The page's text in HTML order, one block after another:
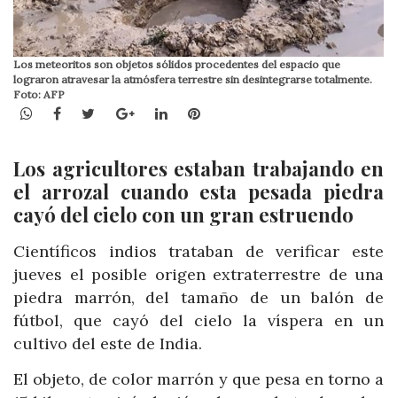
Los meteoritos son objetos sólidos procedentes del espacio que
lograron atravesar la atmósfera terrestre sin desintegrarse totalmente.
Foto: AFP
WhatsApp
Facebook
TwitterGoogle+LinkedInPinterest
Los agricultores estaban trabajando en
el arrozal cuando esta pesada piedra
cayó del cielo con un gran estruendo
Científicos indios trataban de verificar este
jueves el posible origen extraterrestre de una
piedra marrón, del tamaño de un balón de
fútbol, que cayó del cielo la víspera en un
cultivo del este de India.
El objeto, de color marrón y que pesa en torno a